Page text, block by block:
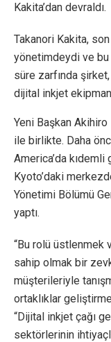
Kakita’dan devraldı.
Takanori Kakita,
yönetimdeydi ve
süre zarfında
dijital inkjet
Yeni Başkan Akihiro
ile birlikte. Daha
America’da
Kyoto’daki
Yönetimi Bölümü
yaptı.
“Bu rolü üstlenmek
sahip olmak bir
müşterileriyle
ortaklıklar
“Dijital inkjet çağı
sektörlerinin